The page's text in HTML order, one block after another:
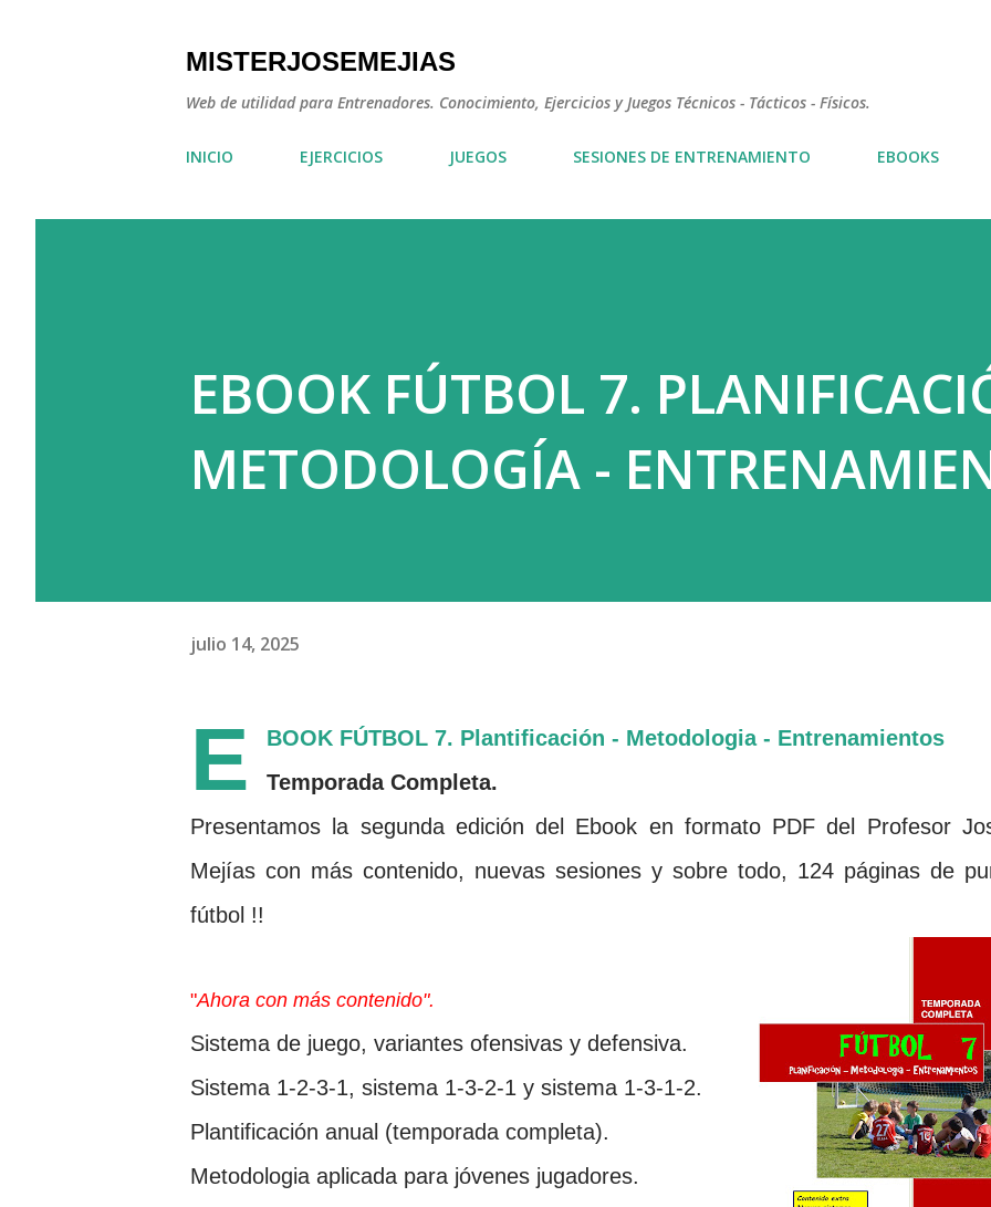
MISTERJOSEMEJIAS
Web de utilidad para Entrenadores. Conocimiento, Ejercicios y Juegos Técnicos - Tácticos - Físicos.
INICIO EJERCICIOS JUEGOS SESIONES DE ENTRENAMIENTO EBOOKS
EBOOK FÚTBOL 7.
METODOLOGÍA -
julio 14, 2025
E
BOOK FÚTBOL 7. Plantificación - Metodologi­a - Entrenamientos
Temporada Completa.
Presentamos la segunda edición del Ebook en formato PDF del Profesor
Mejí­as con más contenido, nuevas sesiones y sobre todo, 124 páginas de
fútbol !!
"Ahora con más contenido".
Sistema de juego, variantes ofensivas y defensiva.
Sistema 1-2-3-1, sistema 1-3-2-1 y sistema 1-3-1-2.
Plantificación anual (temporada completa).
Metodologi­a aplicada para jóvenes jugadores.